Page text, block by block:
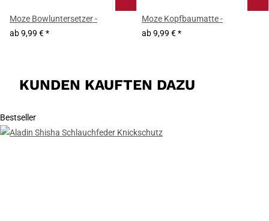
Moze Bowluntersetzer -
ab9,99 €*
Moze Kopfbaumatte -
ab9,99 €*
KUNDEN KAUFTEN DAZU
Bestseller